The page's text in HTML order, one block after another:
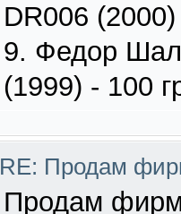
DR006
9. Федор
(1999) - 100
RE: Продам
Продам